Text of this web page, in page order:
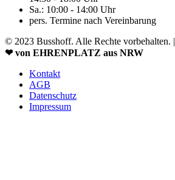
Sa.: 10:00 - 14:00 Uhr
pers. Termine nach Vereinbarung
© 2023 Busshoff. Alle Rechte vorbehalten. |
❤ von EHRENPLATZ aus NRW
Kontakt
AGB
Datenschutz
Impressum